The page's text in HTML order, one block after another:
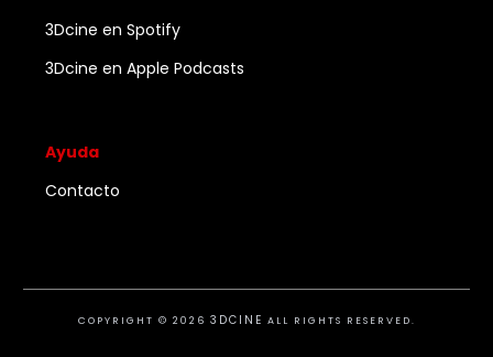
3Dcine en Spotify
3Dcine en Apple Podcasts
Ayuda
Contacto
COPYRIGHT © 2026 3DCINE ALL RIGHTS RESERVED.